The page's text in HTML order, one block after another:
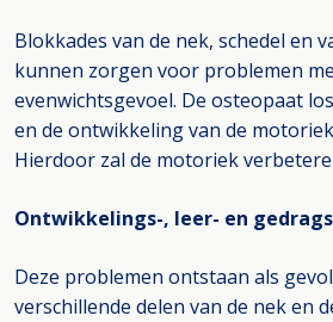
Blokkades van de nek, schedel en
kunnen zorgen voor problemen
evenwichtsgevoel. De osteopaat
en de ontwikkeling van de
Hierdoor zal de motoriek
Ontwikkelings-, leer- en
Deze problemen ontstaan als
verschillende delen van de nek en